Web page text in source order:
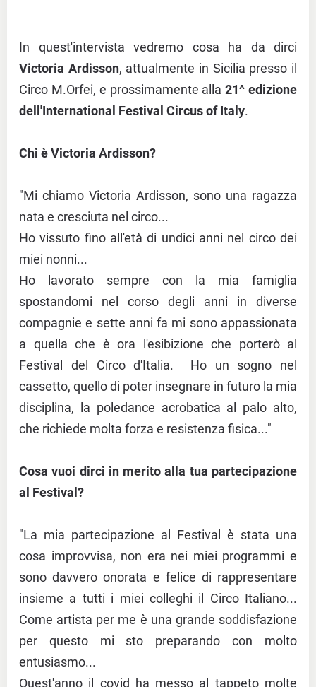
In quest'intervista vedremo cosa ha da dirci
Victoria Ardisson, attualmente in Sicilia presso il
Circo M.Orfei, e prossimamente alla21^ edizione
dell'International Festival Circus of Italy.
Chi è Victoria Ardisson?
"Mi chiamo Victoria Ardisson, sono una ragazza
nata e cresciuta nel circo...
Ho vissuto fino all'età di undici anni nel circo dei
miei nonni...
Ho lavorato sempre con la mia famiglia
spostandomi nel corso degli anni in diverse
compagnie e sette anni fa mi sono appassionata
a quella che è ora l'esibizione che porterò al
Festival del Circo d'Italia. Ho un sogno nel
cassetto, quello di poter insegnare in futuro la mia
disciplina, la poledance acrobatica al palo alto,
che richiede molta forza e resistenza fisica..."
Cosa vuoi dirci in merito alla tua partecipazione
al Festival?
"La mia partecipazione al Festival è stata una
cosa improvvisa, non era nei miei programmi e
sono davvero onorata e felice di rappresentare
insieme a tutti i miei colleghi il Circo Italiano...
Come artista per me è una grande soddisfazione
per questo mi sto preparando con molto
entusiasmo...
Quest'anno il covid ha messo al tappeto molte